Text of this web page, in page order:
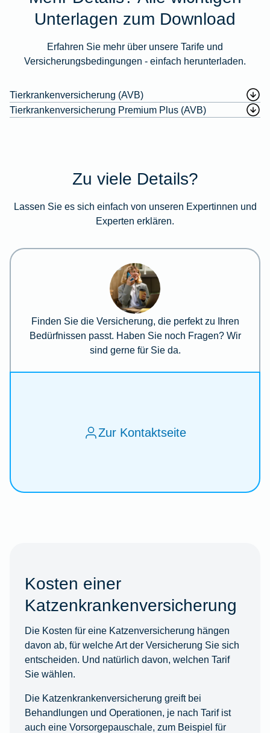
Unterlagen zum Download
Erfahren Sie mehr über unsere Tarife und
Versicherungsbedingungen - einfach herunterladen.
Tierkrankenversicherung (AVB)
Tierkrankenversicherung Premium Plus (AVB)
Zu viele Details?
Lassen Sie es sich einfach von unseren Expertinnen und
Experten erklären.
Finden Sie die Versicherung, die perfekt zu Ihren
Bedürfnissen passt. Haben Sie noch Fragen? Wir
sind gerne für Sie da.
Zur Kontaktseite
Kosten einer
Katzenkrankenversicherung
Die Kosten für eine Katzenversicherung hängen
davon ab, für welche Art der Versicherung Sie sich
entscheiden. Und natürlich davon, welchen Tarif
Sie wählen.
Die Katzenkrankenversicherung greift bei
Behandlungen und Operationen, je nach Tarif ist
auch eine Vorsorgepauschale, zum Beispiel für